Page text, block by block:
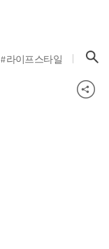
#라이프스타일